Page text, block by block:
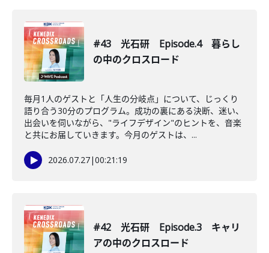
#43 光石研 Episode.4 暮らし
の中のクロスロード
毎月1人のゲストと「人生の分岐点」について、じっくり
語り合う30分のプログラム。成功の裏にある決断、迷い、
出会いを伺いながら、"ライフデザイン"のヒントを、音楽
と共にお届していきます。今月のゲストは、...
2026.07.27|00:21:19
#42 光石研 Episode.3 キャリ
アの中のクロスロード